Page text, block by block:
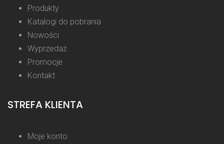
Produkty
Katalogi do pobrania
Nowości
Wyprzedaż
Promocje
Kontakt
STREFA KLIENTA
Moje konto